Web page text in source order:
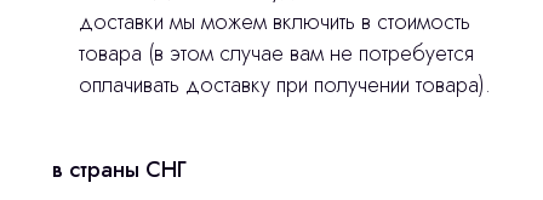
доставки мы можем включить в стоимость
товара (в этом случае вам не потребуется
оплачивать доставку при получении товара).
в страны СНГ
сделано stasicus